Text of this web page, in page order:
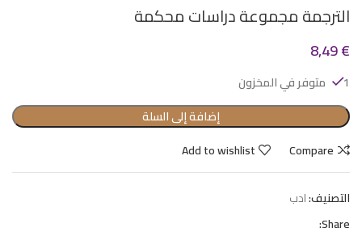
الترجمة مجموعة دراسات محكمة
8,49€
1 متوفر في المخزون
إضافة إلى السلة
Compare
Add to wishlist
التصنيف:ادب
Share: